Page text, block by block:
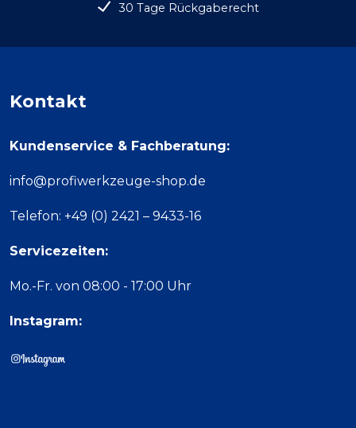
30 Tage Rückgaberecht
Kontakt
Kundenservice & Fachberatung:
info@profiwerkzeuge-shop.de
Telefon: +49 (0) 2421 – 9433-16
Servicezeiten:
Mo.-Fr. von 08:00 - 17:00 Uhr
Instagram: